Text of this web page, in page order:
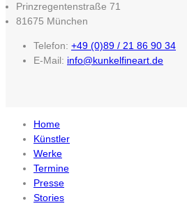
Prinzregentenstraße 71
81675 München
Telefon: +49 (0)89 / 21 86 90 34
E-Mail: info@kunkelfineart.de
Home
Künstler
Werke
Termine
Presse
Stories